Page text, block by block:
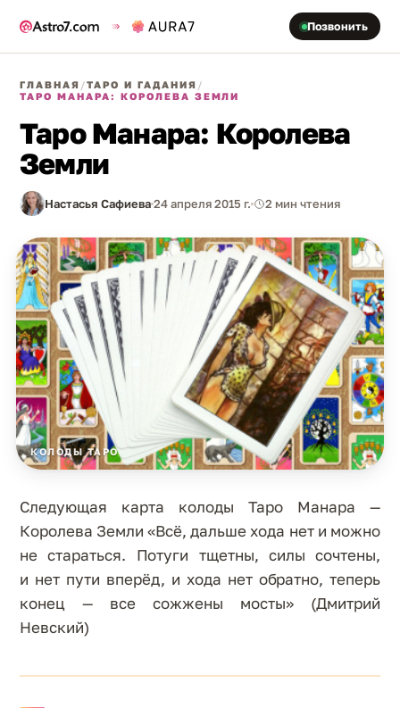
Позвонить
ГЛАВНАЯ /ТАРО И ГАДАНИЯ /
ТАРО МАНАРА: КОРОЛЕВА ЗЕМЛИ
Таро Манара: Королева
Земли
Настасья Сафиева24 апреля 2015 г. 2 мин чтения
КОЛОДЫ ТАРО
Следующая карта колоды Таро Манара —
Королева Земли «Всё, дальше хода нет и можно
не стараться. Потуги тщетны, силы сочтены,
и нет пути вперёд, и хода нет обратно, теперь
конец — все сожжены мосты» (Дмитрий
Невский)